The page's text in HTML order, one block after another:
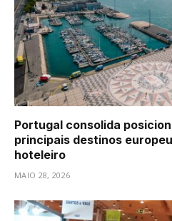
Portugal consolida
principais destinos
hoteleiro
MAIO 28, 2026